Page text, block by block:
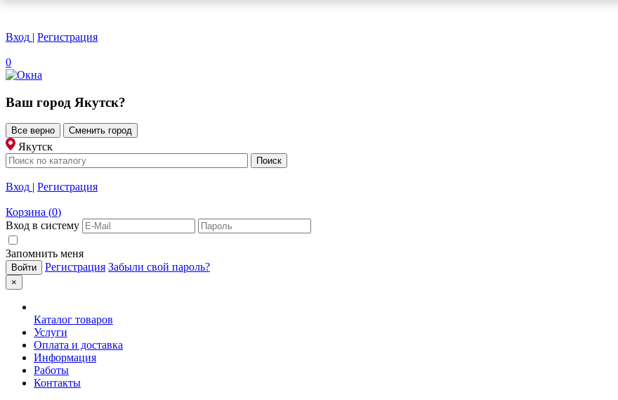
Вход | Регистрация
0
Ваш город Якутск?
Все верно Сменить город
Якутск
Вход | Регистрация
Корзина (0)
Вход в систему
Запомнить меня
Регистрация Забыли свой пароль?
×
Каталог товаров
Услуги
Оплата и доставка
Информация
Работы
Контакты